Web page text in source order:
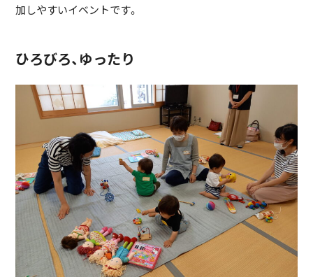
加しやすいイベントです。
ひろびろ、ゆったり